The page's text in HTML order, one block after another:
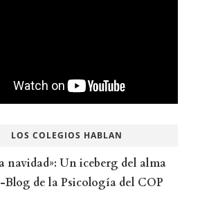
LOS COLEGIOS HABLAN
navidad»: Un iceberg del alma
de la Psicología del COP